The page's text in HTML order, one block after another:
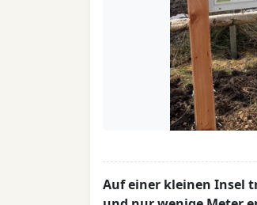
Auf einer kleinen Insel